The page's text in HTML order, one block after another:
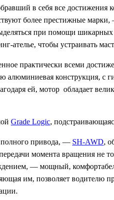
в себя все
более престижные
при помощи
чтобы устраивать
практически всеми
конструкция, с
ей, мотор обладает
Grade Logic,
полного привода, — SH-AWD,
момента вращения не
— мощный,
им, позволяет водителю